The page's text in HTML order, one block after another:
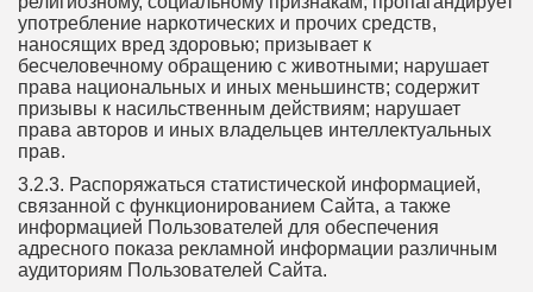
употребление наркотических и прочих средств,
наносящих вред здоровью; призывает к
бесчеловечному обращению с животными; нарушает
права национальных и иных меньшинств; содержит
призывы к насильственным действиям; нарушает
права авторов и иных владельцев интеллектуальных
прав.
3.2.3. Распоряжаться статистической информацией,
связанной с функционированием Сайта, а также
информацией Пользователей для обеспечения
адресного показа рекламной информации различным
аудиториям Пользователей Сайта.